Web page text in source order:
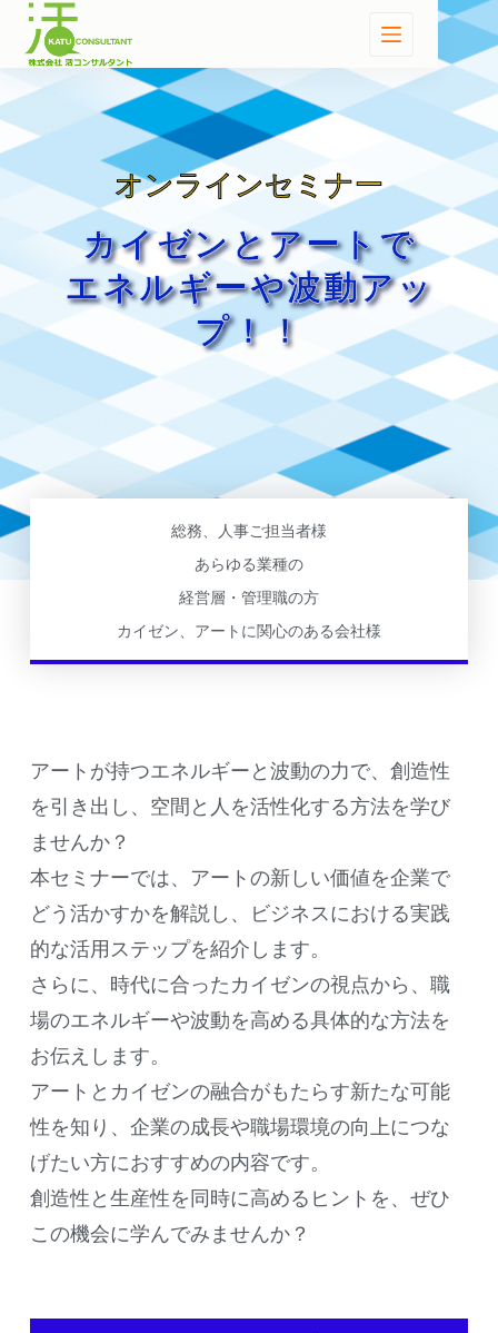
オンラインセミナー
カイゼンとアートで
エネルギーや波動アッ
プ！！
総務、人事ご担当者様
あらゆる業種の
経営層・管理職の方
カイゼン、アートに関心のある会社様
アートが持つエネルギーと波動の力で、創造性
を引き出し、空間と人を活性化する方法を学び
ませんか？
本セミナーでは、アートの新しい価値を企業で
どう活かすかを解説し、ビジネスにおける実践
的な活用ステップを紹介します。
さらに、時代に合ったカイゼンの視点から、職
場のエネルギーや波動を高める具体的な方法を
お伝えします。
アートとカイゼンの融合がもたらす新たな可能
性を知り、企業の成長や職場環境の向上につな
げたい方におすすめの内容です。
創造性と生産性を同時に高めるヒントを、ぜひ
この機会に学んでみませんか？